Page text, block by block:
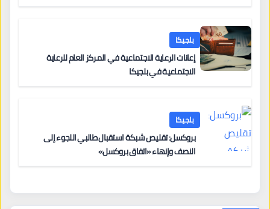
بلجيكا
إعانات الرعاية الاجتماعية في المركز العام للرعاية
الاجتماعية في بلجيكا
بلجيكا
بروكسل: تقليص شبكة استقبال طالبي اللجوء إلى
النصف وإنهاء «اتفاق بروكسل»